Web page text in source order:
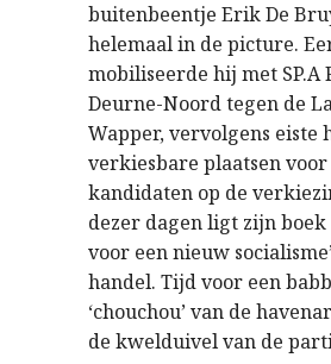
buitenbeentje Erik De
helemaal in de picture.
mobiliseerde hij met SP.A
Deurne-Noord tegen de
Wapper, vervolgens eiste
verkiesbare plaatsen voor
kandidaten op de
dezer dagen ligt zijn boek
voor een nieuw
handel. Tijd voor een
‘chouchou’ van de
de kwelduivel van de